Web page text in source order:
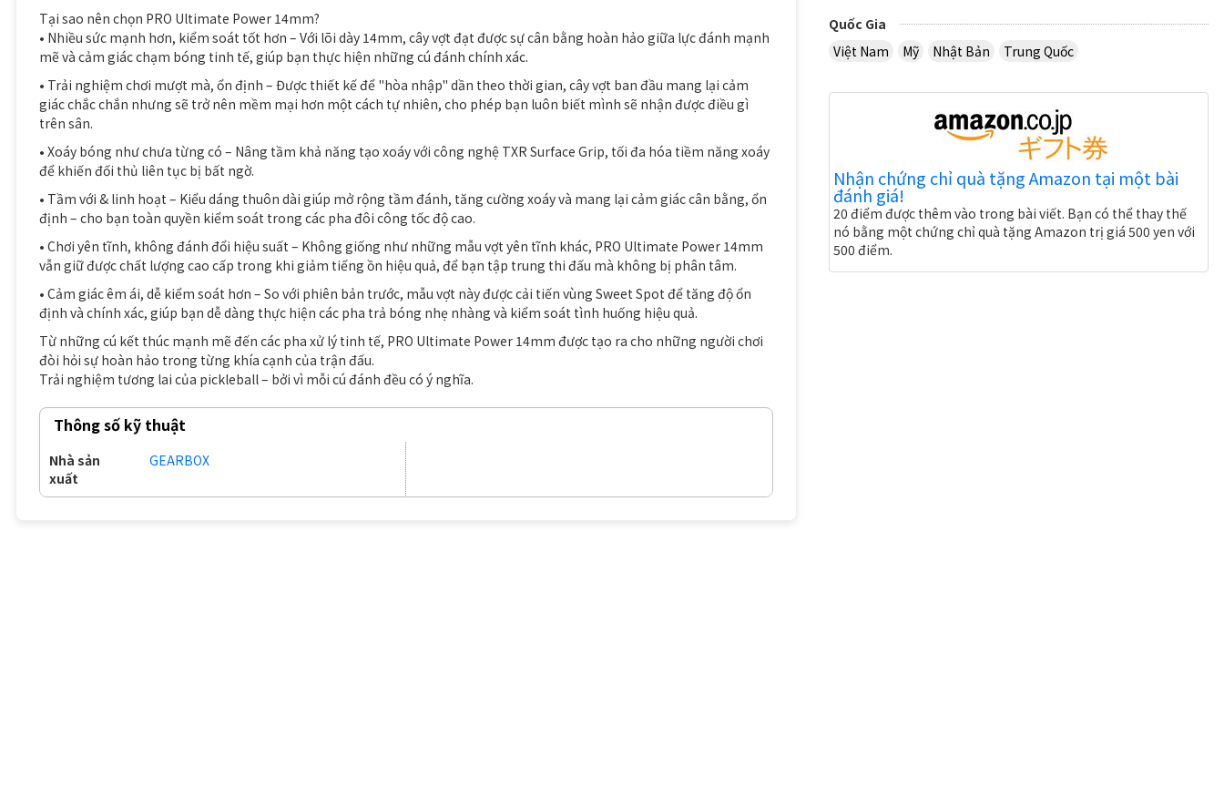
Tại sao nên chọn PRO Ultimate Power 14mm?
• Nhiều sức mạnh hơn, kiểm soát tốt hơn – Với lõi dày 14mm, cây vợt đạt được sự cân bằng hoàn hảo giữa lực đánh mạnh
mẽ và cảm giác chạm bóng tinh tế, giúp bạn thực hiện những cú đánh chính xác.
• Trải nghiệm chơi mượt mà, ổn định – Được thiết kế để "hòa nhập" dần theo thời gian, cây vợt ban đầu mang lại cảm
giác chắc chắn nhưng sẽ trở nên mềm mại hơn một cách tự nhiên, cho phép bạn luôn biết mình sẽ nhận được điều gì
trên sân.
• Xoáy bóng như chưa từng có – Nâng tầm khả năng tạo xoáy với công nghệ TXR Surface Grip, tối đa hóa tiềm năng xoáy
để khiến đối thủ liên tục bị bất ngờ.
• Tầm với & linh hoạt – Kiểu dáng thuôn dài giúp mở rộng tầm đánh, tăng cường xoáy và mang lại cảm giác cân bằng, ổn
định – cho bạn toàn quyền kiểm soát trong các pha đôi công tốc độ cao.
• Chơi yên tĩnh, không đánh đổi hiệu suất – Không giống như những mẫu vợt yên tĩnh khác, PRO Ultimate Power 14mm
vẫn giữ được chất lượng cao cấp trong khi giảm tiếng ồn hiệu quả, để bạn tập trung thi đấu mà không bị phân tâm.
• Cảm giác êm ái, dễ kiểm soát hơn – So với phiên bản trước, mẫu vợt này được cải tiến vùng Sweet Spot để tăng độ ổn
định và chính xác, giúp bạn dễ dàng thực hiện các pha trả bóng nhẹ nhàng và kiểm soát tình huống hiệu quả.
Từ những cú kết thúc mạnh mẽ đến các pha xử lý tinh tế, PRO Ultimate Power 14mm được tạo ra cho những người chơi
đòi hỏi sự hoàn hảo trong từng khía cạnh của trận đấu.
Trải nghiệm tương lai của pickleball – bởi vì mỗi cú đánh đều có ý nghĩa.
Thông số kỹ thuật
Nhà sản
xuất
GEARBOX
Quốc Gia
Việt Nam
Mỹ Nhật Bản Trung Quốc
Nhận chứng chỉ quà tặng Amazon tại một bài
đánh giá!
20 điểm được thêm vào trong bài viết. Bạn có thể thay thế
nó bằng một chứng chỉ quà tặng Amazon trị giá 500 yen với
500 điểm.